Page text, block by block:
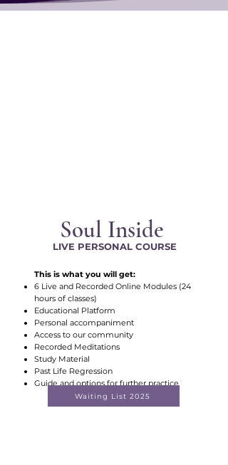
Soul Inside
LIVE PERSONAL COURSE
This is what you will get:
6 Live and Recorded Online Modules (24
hours of classes)
Educational Platform
Personal accompaniment
Access to our community
Recorded Meditations
Study Material
Past Life Regression
Guide and options for further practice
Waiting List 2025